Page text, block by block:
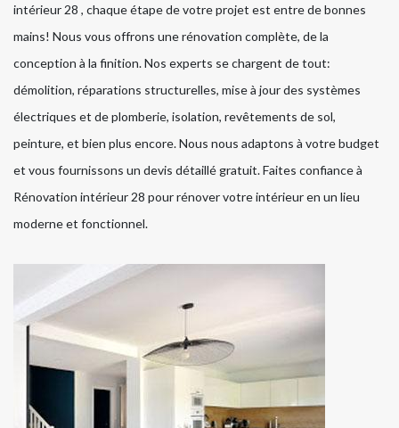
intérieur 28 , chaque étape de votre projet est entre de bonnes
mains! Nous vous offrons une rénovation complète, de la
conception à la finition. Nos experts se chargent de tout:
démolition, réparations structurelles, mise à jour des systèmes
électriques et de plomberie, isolation, revêtements de sol,
peinture, et bien plus encore. Nous nous adaptons à votre budget
et vous fournissons un devis détaillé gratuit. Faites confiance à
Rénovation intérieur 28 pour rénover votre intérieur en un lieu
moderne et fonctionnel.